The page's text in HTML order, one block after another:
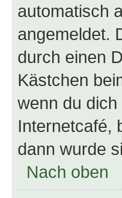
automatisch
angemeldet.
durch einen
Kästchen
wenn du
Internetcafé,
dann wurde
Nach oben